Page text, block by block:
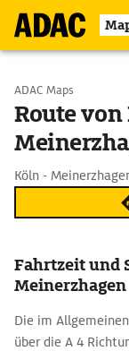
Start wählen
Ziel eingeben
ADAC Maps
Route
Köln -
Fahrtzeit und
Meinerzhagen
Die im
über die A 4